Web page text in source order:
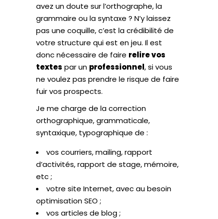
avez un doute sur l’orthographe, la
grammaire ou la syntaxe ? N’y laissez
pas une coquille, c’est la crédibilité de
votre structure qui est en jeu. Il est
donc nécessaire de faire relire vos
textes par un professionnel, si vous
ne voulez pas prendre le risque de faire
fuir vos prospects.
Je me charge de la correction
orthographique, grammaticale,
syntaxique, typographique de :
vos courriers, mailing, rapport
d’activités, rapport de stage, mémoire,
etc ;
votre site Internet, avec au besoin
optimisation SEO ;
vos articles de blog ;